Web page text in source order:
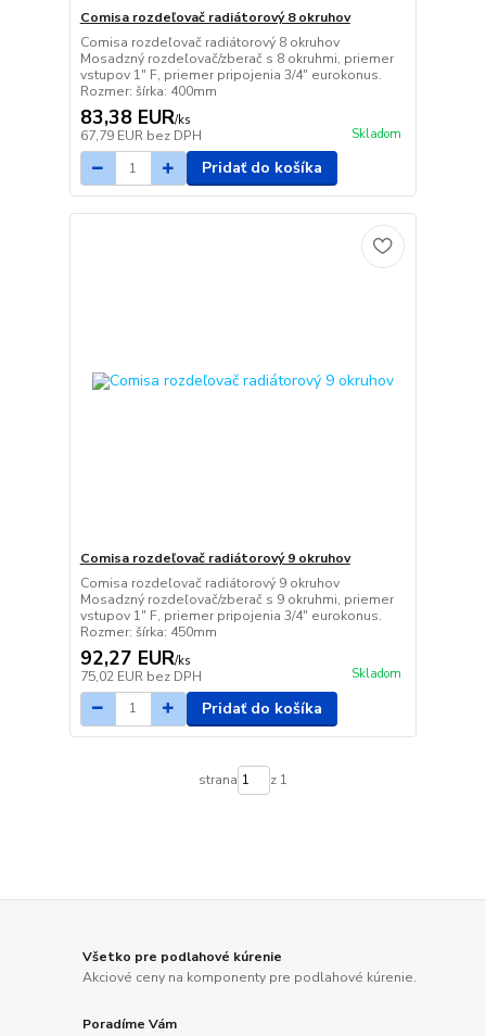
Comisa rozdeľovač radiátorový 8 okruhov
Comisa rozdeľovač radiátorový 8 okruhov
Mosadzný rozdeľovač/zberač s 8 okruhmi, priemer
vstupov 1" F, priemer pripojenia 3/4" eurokonus.
Rozmer: šírka: 400mm
83,38 EUR/ks
67,79 EUR bez DPH Skladom
Pridať do košíka
Comisa rozdeľovač radiátorový 9 okruhov
Comisa rozdeľovač radiátorový 9 okruhov
Mosadzný rozdeľovač/zberač s 9 okruhmi, priemer
vstupov 1" F, priemer pripojenia 3/4" eurokonus.
Rozmer: šírka: 450mm
92,27 EUR/ks
75,02 EUR bez DPH Skladom
Pridať do košíka
strana z 1
Všetko pre podlahové kúrenie
Akciové ceny na komponenty pre podlahové kúrenie.
Poradíme Vám